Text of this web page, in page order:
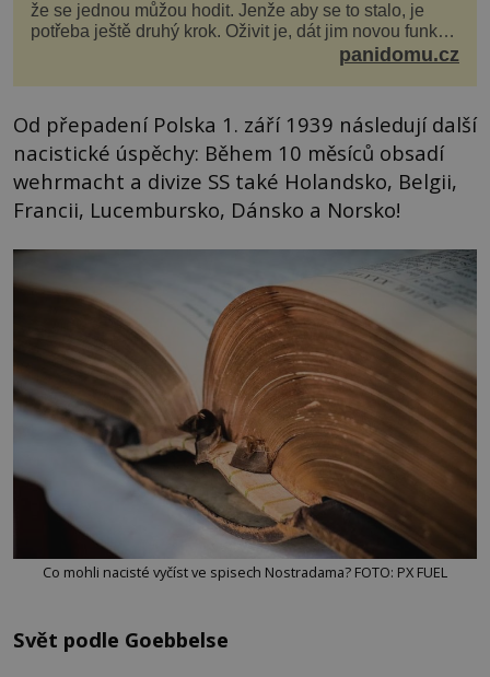
že se jednou můžou hodit. Jenže aby se to stalo, je
potřeba ještě druhý krok. Oživit je, dát jim novou funkci
panidomu.cz
Od přepadení Polska 1. září 1939 následují další
nacistické úspěchy: Během 10 měsíců obsadí
wehrmacht a divize SS také Holandsko, Belgii,
Francii, Lucembursko, Dánsko a Norsko!
Co mohli nacisté vyčíst ve spisech Nostradama? FOTO: PX FUEL
Svět podle Goebbelse